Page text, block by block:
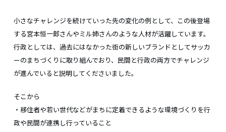
小さなチャレンジを続けていった先の変化の例として、この後登場
する宮本恒一郎さんやミル姉さんのような人材が活躍しています。
行政としては、過去にはなかった街の新しいブランドとしてサッカ
ーのまちづくりに取り組んでおり、民間と行政の両方でチャレンジ
が進んでいると説明してくださいました。
そこから
・移住者や若い世代などがまちに定着できるような環境づくりを行
政や民間が連携し行っていること